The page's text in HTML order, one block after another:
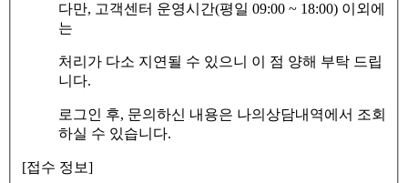
다만, 고객센터 운영시간(평일 09:00 ~ 18:00) 이외에
는
처리가 다소 지연될 수 있으니 이 점 양해 부탁 드립
니다.
로그인 후, 문의하신 내용은 나의상담내역에서 조회
하실 수 있습니다.
[접수 정보]